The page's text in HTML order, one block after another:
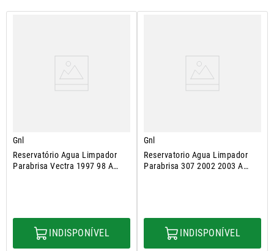
Gnl
Reservatório Agua Limpador
Parabrisa Vectra 1997 98 A
INDISPONÍVEL
Gnl
Reservatorio Agua Limpador
Parabrisa 307 2002 2003 A
INDISPONÍVEL